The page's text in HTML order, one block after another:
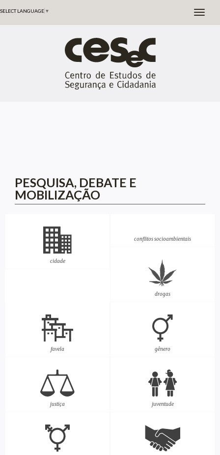
SELECT LANGUAGE ▼
PESQUISA, DEBATE E
MOBILIZAÇÃO
cidade
conflitos socioambientais
drogas
favela gênero
justiça juventude